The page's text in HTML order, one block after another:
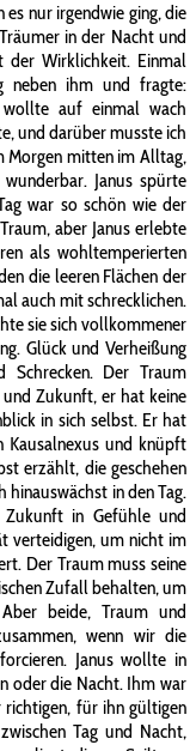
es nur irgendwie ging, die
in der Nacht und
der Wirklichkeit. Einmal
neben ihm und fragte:
auf einmal wach
und darüber musste ich
Morgen mitten im Alltag,
Janus spürte
war so schön wie der
aber Janus erlebte
als wohltemperierten
die leeren Flächen der
auch mit schrecklichen.
sie sich vollkommener
Glück und Verheißung
Schrecken. Der Traum
Zukunft, er hat keine
in sich selbst. Er hat
Kausalnexus und knüpft
erzählt, die geschehen
hinauswächst in den Tag.
Zukunft in Gefühle und
verteidigen, um nicht im
Der Traum muss seine
Zufall behalten, um
beide, Traum und
wenn wir die
Janus wollte in
oder die Nacht. Ihm war
richtigen, für ihn gültigen
Tag und Nacht,